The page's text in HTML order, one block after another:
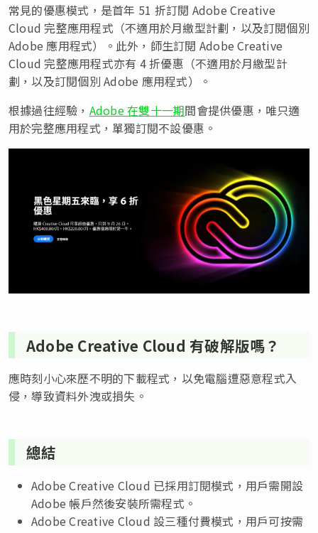
常見的優惠模式，是首年 51 折訂閱 Adobe Creative
Cloud 完整應用程式（不適用於月繳型計劃，以及訂閱個別
Adobe 應用程式）。此外，師生訂閱 Adobe Creative
Cloud 完整應用程式亦有 4 折優惠（不適用於月繳型計
劃，以及訂閱個別 Adobe 應用程式）。
根據過往經驗， Adobe 在雙十一期間會提供優惠，唯只適
用於完整應用程式，單獨訂閱不設優惠。
Adobe Creative Cloud 有破解版嗎？
應時刻小心來歷不明的下載程式，以免電腦遭惡意程式入
侵，導致資料外洩或損失。
總結
Adobe Creative Cloud 已採用訂閱模式，用戶需開設
Adobe 帳戶然後安裝所需程式。
Adobe Creative Cloud 設三種付費模式，用戶可按需